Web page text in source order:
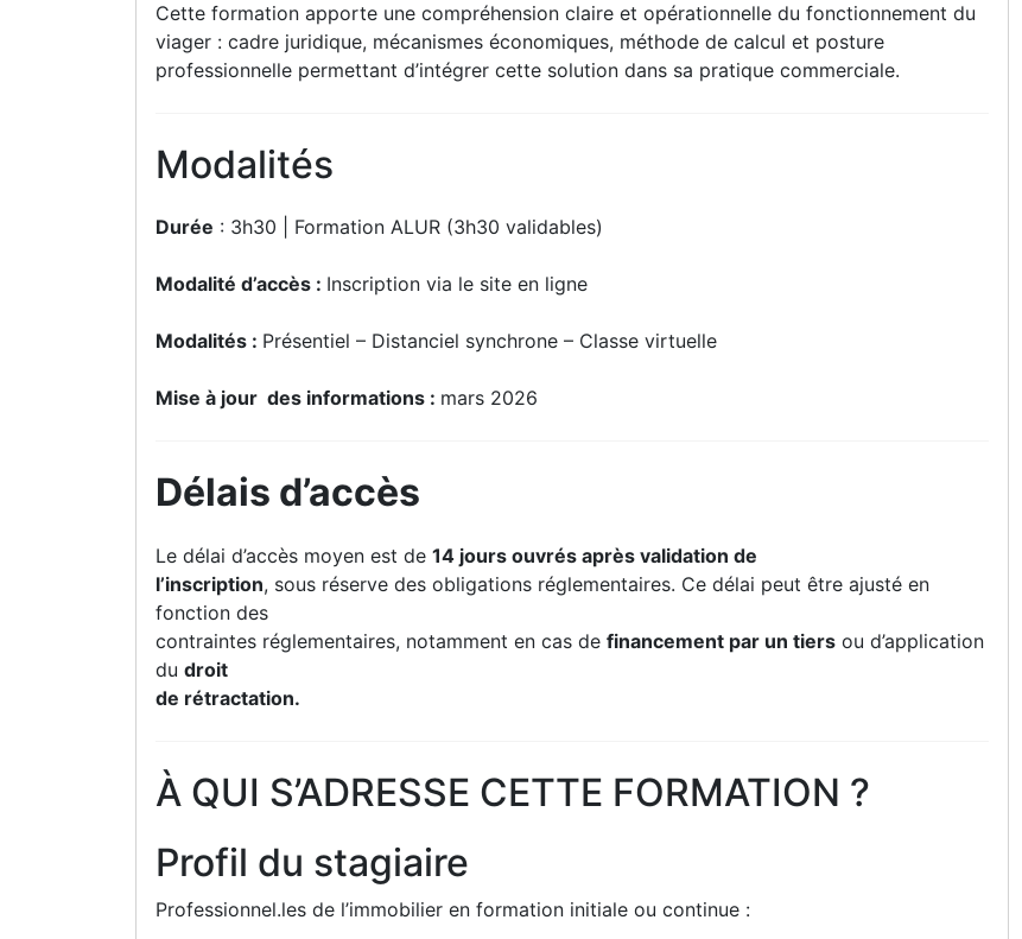
Cette formation apporte une compréhension claire et opérationnelle du fonctionnement du
viager : cadre juridique, mécanismes économiques, méthode de calcul et posture
professionnelle permettant d’intégrer cette solution dans sa pratique commerciale.
Modalités
Durée : 3h30 | Formation ALUR (3h30 validables)
Modalité d’accès : Inscription via le site en ligne
Modalités : Présentiel – Distanciel synchrone – Classe virtuelle
Mise à jour des informations : mars 2026
Délais d’accès
Le délai d’accès moyen est de 14 jours ouvrés après validation de
l’inscription, sous réserve des obligations réglementaires. Ce délai peut être ajusté en
fonction des
contraintes réglementaires, notamment en cas de financement par un tiers ou d’application
du droit
de rétractation.
À QUI S’ADRESSE CETTE FORMATION ?
Profil du stagiaire
Professionnel.les de l’immobilier en formation initiale ou continue :